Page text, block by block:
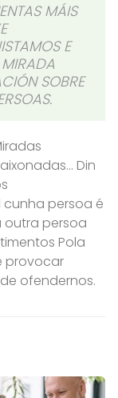
MÁIS
E
SOBRE
Din
persoa é
outra persoa
Pola
provocar
ofendernos.